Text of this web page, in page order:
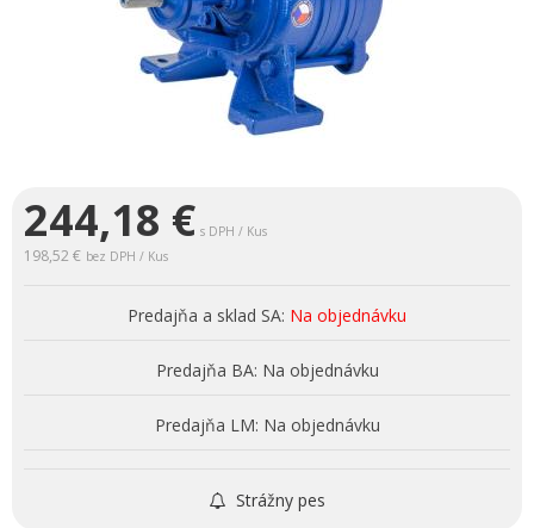
244,18 € s DPH / Kus
198,52 € bez DPH / Kus
Predajňa a sklad SA: Na objednávku
Predajňa BA: Na objednávku
Predajňa LM: Na objednávku
Strážny pes